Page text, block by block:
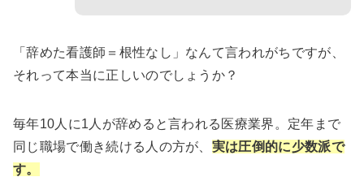
「辞めた看護師＝根性なし」なんて言われがちですが、
それって本当に正しいのでしょうか？
毎年10人に1人が辞めると言われる医療業界。定年まで
同じ職場で働き続ける人の方が、 実は圧倒的に少数派で
す。